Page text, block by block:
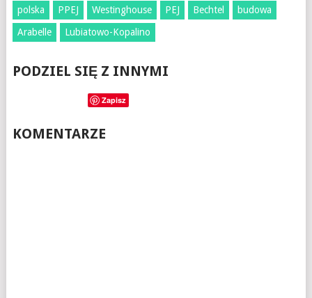
polska PPEJ Westinghouse PEJ Bechtel
budowa
Arabelle
Lubiatowo-Kopalino
PODZIEL SIĘ Z INNYMI
Zapisz
KOMENTARZE